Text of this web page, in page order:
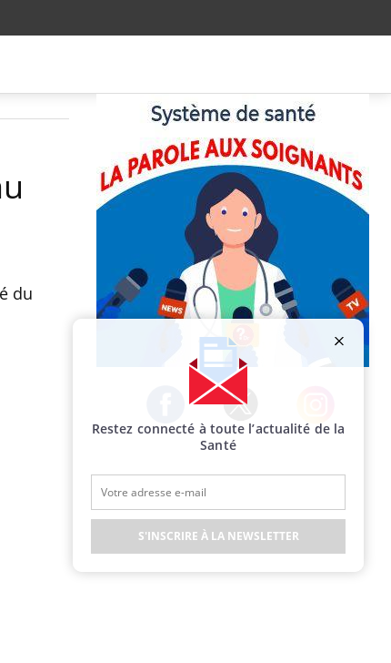
du
Facebook Twitter Instagram
Restez connecté à toute l’actualité de la
Santé
S'INSCRIRE À LA NEWSLETTER